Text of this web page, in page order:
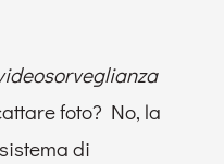
foto? No, la
di